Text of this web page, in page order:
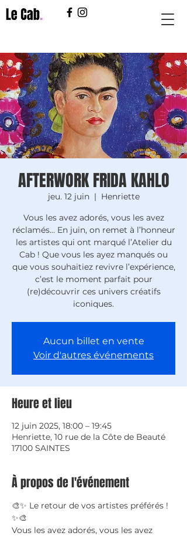
AFTERWORK FRIDA KAHLO
jeu. 12 juin
  |
Henriette
Vous les avez adorés, vous les avez
réclamés… En juin, on remet à l’honneur
les artistes qui ont marqué l’Atelier du
Cab ! Que vous les ayez manqués ou
que vous souhaitiez revivre l’expérience,
c’est le moment parfait pour
(re)découvrir ces univers créatifs
iconiques.
Aucun billet en vente
Voir d'autres événements
Heure et lieu
12 juin 2025, 18:00 – 19:45
Henriette, 10 rue de la Côte de Beauté
17100 SAINTES
À propos de l'événement
🎨✨ Le retour de vos artistes préférés !
✨🎨
Vous les avez adorés, vous les avez